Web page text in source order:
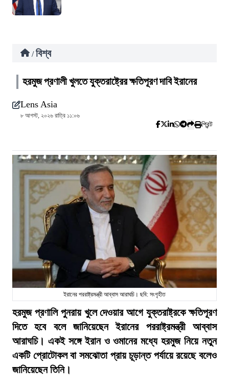
/ বিশ্ব
হরমুজ প্রণালী খুলতে যুক্তরাষ্ট্রের ক্ষতিপূরণ দাবি ইরানের
Lens Asia
৮ আগস্ট, ২০২৬ রাত্রি ১১:০৬
প্রিন্ট
ইরানের পররাষ্ট্রমন্ত্রী আব্বাস আরাঘচি। ছবি: সংগৃহীত
হরমুজ প্রণালি পুনরায় খুলে দেওয়ার আগে যুক্তরাষ্ট্রকে ক্ষতিপূরণ
দিতে হবে বলে জানিয়েছেন ইরানের পররাষ্ট্রমন্ত্রী আব্বাস
আরাঘচি। একই সঙ্গে ইরান ও ওমানের মধ্যে হরমুজ নিয়ে নতুন
একটি প্রোটোকল বা সমঝোতা প্রায় চূড়ান্ত পর্যায়ে রয়েছে বলেও
জানিয়েছেন তিনি।